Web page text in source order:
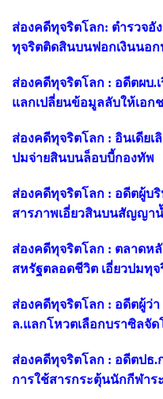
ส่องคดีทุจริตโลก: ตำรวจอั
ทุจริตติดสินบนฟอกเงินนอก
ส่องคดีทุจริตโลก : อดีตผบ.
แลกเปลี่ยนข้อมูลลับให้เอก
ส่องคดีทุจริตโลก : อินเดีย
ปมจ่ายสินบนล็อบบี้กองทัพ
ส่องคดีทุจริตโลก : อดีตผู้บ
สารภาพเอี่ยวสินบนสัญญา
ส่องคดีทุจริตโลก : ตลาดห
สหรัฐตลอดชีวิต เอี่ยวปมทุจ
ส่องคดีทุจริตโลก : อดีตผู้ว่
ล.แลกโหวตเลือกบราซิลจั
ส่องคดีทุจริตโลก : อดีตปธ
การใช้สารกระตุ้นนักกีฬาร